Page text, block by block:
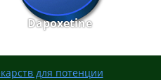
Dapoxetine
для потенции